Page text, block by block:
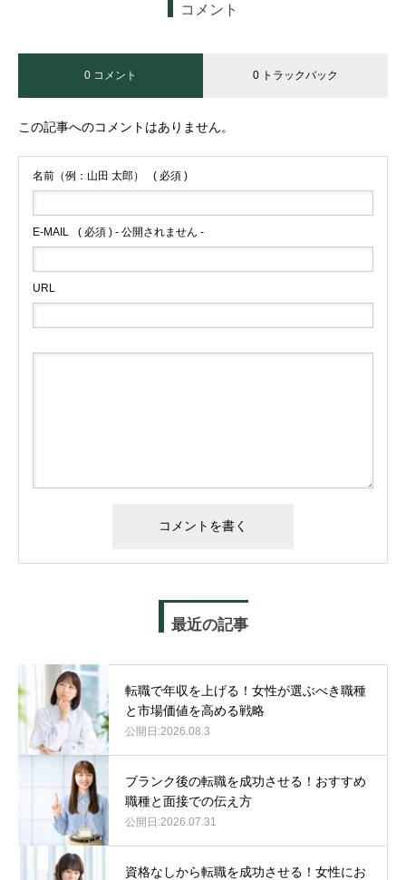
コメント
0 コメント 0 トラックバック
この記事へのコメントはありません。
名前（例：山田 太郎） ( 必須 )
E-MAIL ( 必須 ) - 公開されません -
URL
最近の記事
転職で年収を上げる！女性が選ぶべき職種
と市場価値を高める戦略
2026.08.3
ブランク後の転職を成功させる！おすすめ
職種と面接での伝え方
2026.07.31
資格なしから転職を成功させる！女性にお